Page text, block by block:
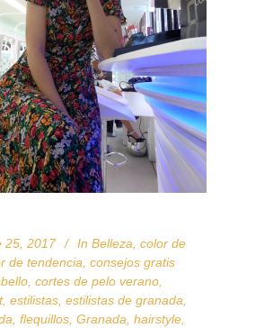
25, 2017 In Belleza, color de
de tendencia, consejos gratis
, cortes de pelo verano,
, estilistas, estilistas de granada,
, flequillos, Granada, hairstyle,